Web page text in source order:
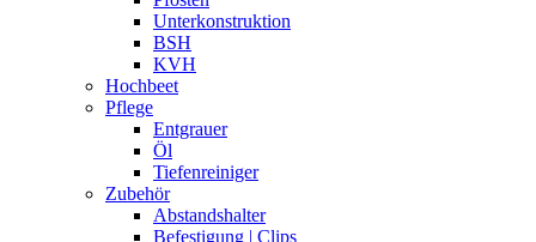
Unterkonstruktion
BSH
KVH
Hochbeet
Pflege
Entgrauer
Öl
Tiefenreiniger
Zubehör
Abstandshalter
Befestigung | Clips